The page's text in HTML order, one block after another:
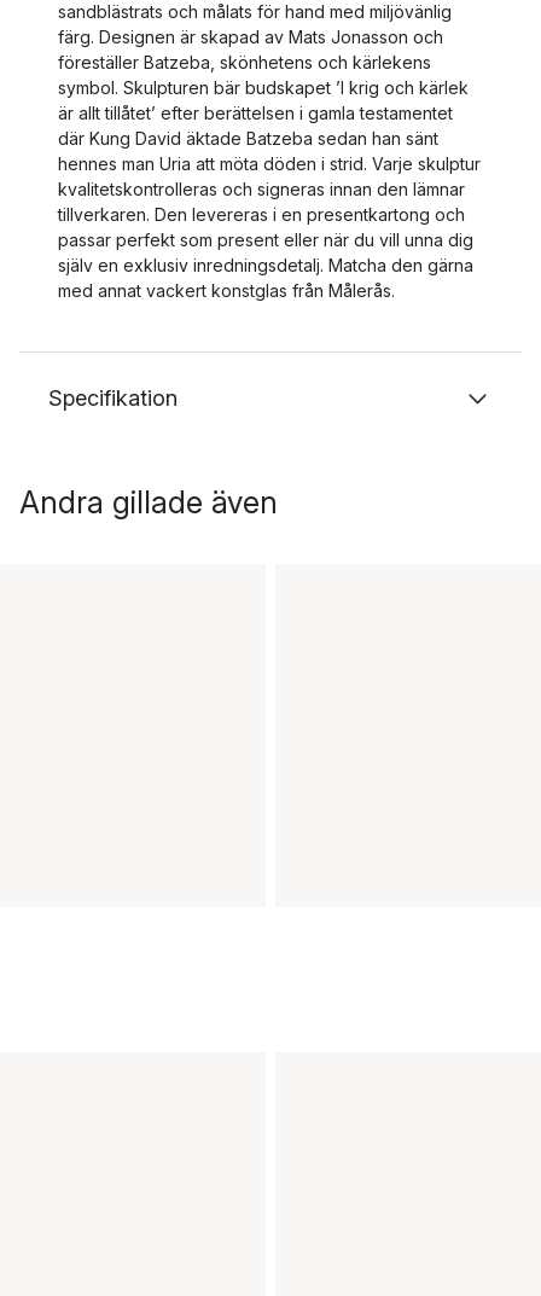
sandblästrats och målats för hand med miljövänlig
färg. Designen är skapad av Mats Jonasson och
föreställer Batzeba, skönhetens och kärlekens
symbol. Skulpturen bär budskapet ’I krig och kärlek
är allt tillåtet’ efter berättelsen i gamla testamentet
där Kung David äktade Batzeba sedan han sänt
hennes man Uria att möta döden i strid. Varje skulptur
kvalitetskontrolleras och signeras innan den lämnar
tillverkaren. Den levereras i en presentkartong och
passar perfekt som present eller när du vill unna dig
själv en exklusiv inredningsdetalj. Matcha den gärna
med annat vackert konstglas från Målerås.
Specifikation
Andra gillade även